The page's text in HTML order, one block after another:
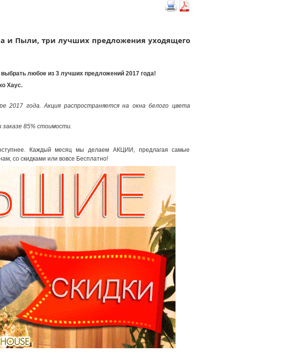
и Пыли, три лучших предложения уходящего
любое из 3 лучших предложений 2017 года!
Хаус.
2017 года. Акция распространяется на окна белого цвета
85% стоимости.
Каждый месяц мы делаем АКЦИИ, предлагая самые
со скидками или вовсе Бесплатно!